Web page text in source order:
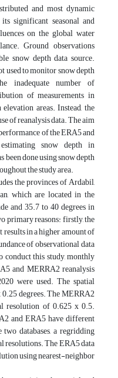
and most dynamic
significant seasonal and
on the global water
Ground observations
snow depth data source.
used to monitor snow depth
inadequate number of
of measurements in
areas. Instead, the
of reanalysis data. The aim
of the ERA5 and
snow depth in
done using snow depth
the study area.
the provinces of Ardabil,
which are located in the
and 35.7 to 40 degrees in
primary reasons: firstly, the
in a higher amount of
of observational data
conduct this study, monthly
and MERRA2 reanalysis
were used. The spatial
degrees. The MERRA2
resolution of 0.625 x 0.5.
and ERA5 have different
databases, a regridding
resolutions. The ERA5 data
using nearest-neighbor